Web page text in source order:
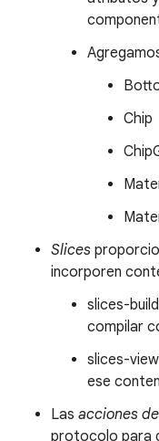
Chip
Slices
incorporen
slices-
compilar
slices-
ese
Las acciones
protocolo para